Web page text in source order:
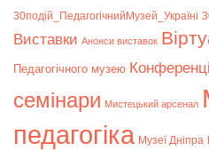
30подій_ПедагогічнийМузей_Україні
Bиставки Анонси виставок
Педагогічного музею
семінари Мистецький арсенал
педагогіка Музеї Дніпра